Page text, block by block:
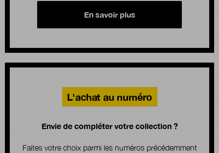
En savoir plus
L'achat au numéro
Envie de compléter votre collection ?
Faites votre choix parmi les numéros précédemment